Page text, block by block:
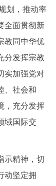
图说互动
划，推动率
全面贯彻新
教同中华优
分发挥宗教
实加强党对
、社会和
，充分发挥
域国际交
精神，切
动坚定拥